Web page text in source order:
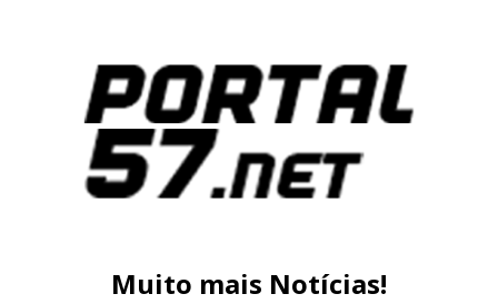
Muito mais Notícias!